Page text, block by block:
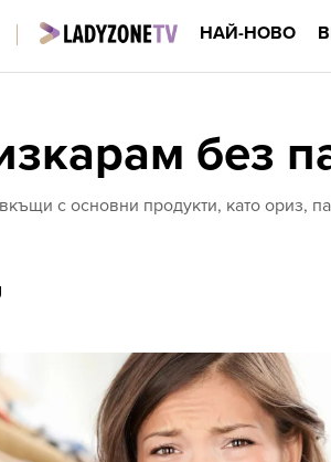
НАЙ-НОВО
без
с основни продукти, като ориз,